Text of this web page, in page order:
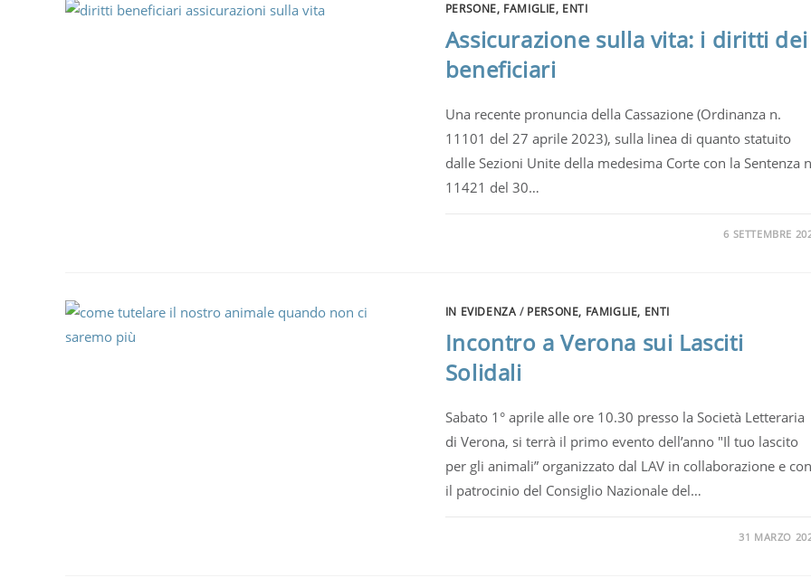
PERSONE, FAMIGLIE, ENTI
Assicurazione sulla vita: i diritti dei
beneficiari
Una recente pronuncia della Cassazione (Ordinanza n.
11101 del 27 aprile 2023), sulla linea di quanto statuito
dalle Sezioni Unite della medesima Corte con la Sentenza
11421 del 30…
6 SETTEMBRE
IN EVIDENZA / PERSONE, FAMIGLIE, ENTI
Incontro a Verona sui Lasciti
Solidali
Sabato 1° aprile alle ore 10.30 presso la Società Letteraria
di Verona, si terrà il primo evento dell’anno "Il tuo lascito
per gli animali” organizzato dal LAV in collaborazione e con
il patrocinio del Consiglio Nazionale del…
31 MARZO